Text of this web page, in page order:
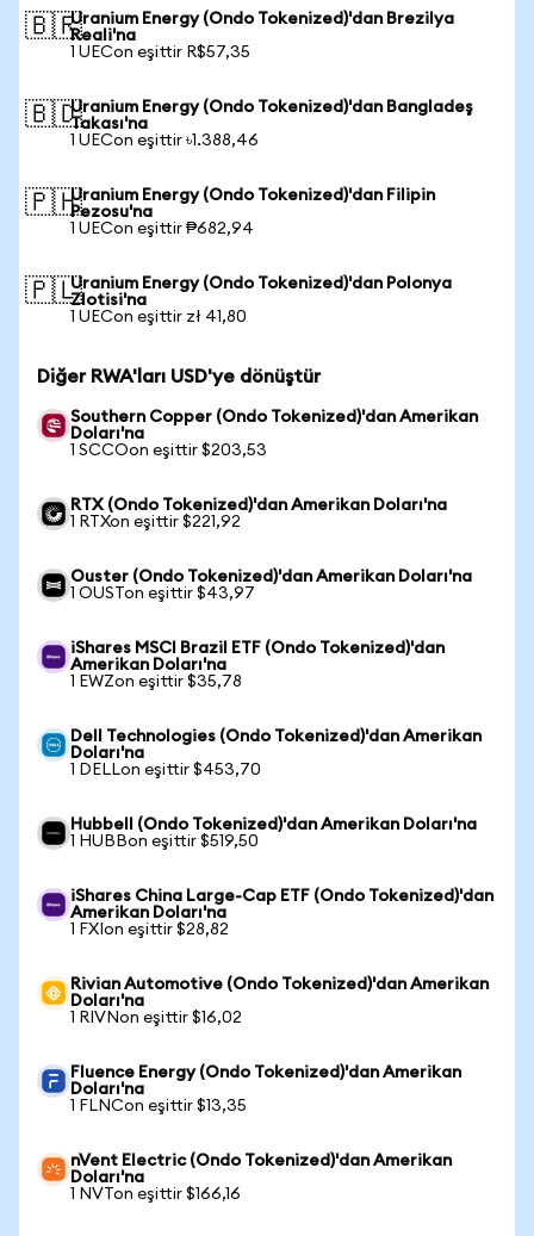
🇧🇷Uranium Energy (Ondo Tokenized)'dan Brezilya
Reali'na
1 UECon eşittir R$57,35
🇧🇩Uranium Energy (Ondo Tokenized)'dan Bangladeş
Takası'na
1 UECon eşittir ৳1.388,46
🇵🇭Uranium Energy (Ondo Tokenized)'dan Filipin
Pezosu'na
1 UECon eşittir ₱682,94
🇵🇱Uranium Energy (Ondo Tokenized)'dan Polonya
Zlotisi'na
1 UECon eşittir zł 41,80
Diğer RWA'ları USD'ye dönüştür
Southern Copper (Ondo Tokenized)'dan Amerikan
Doları'na
1 SCCOon eşittir $203,53
RTX (Ondo Tokenized)'dan Amerikan Doları'na
1 RTXon eşittir $221,92
Ouster (Ondo Tokenized)'dan Amerikan Doları'na
1 OUSTon eşittir $43,97
iShares MSCI Brazil ETF (Ondo Tokenized)'dan
Amerikan Doları'na
1 EWZon eşittir $35,78
Dell Technologies (Ondo Tokenized)'dan Amerikan
Doları'na
1 DELLon eşittir $453,70
Hubbell (Ondo Tokenized)'dan Amerikan Doları'na
1 HUBBon eşittir $519,50
iShares China Large-Cap ETF (Ondo Tokenized)'dan
Amerikan Doları'na
1 FXIon eşittir $28,82
Rivian Automotive (Ondo Tokenized)'dan Amerikan
Doları'na
1 RIVNon eşittir $16,02
Fluence Energy (Ondo Tokenized)'dan Amerikan
Doları'na
1 FLNCon eşittir $13,35
nVent Electric (Ondo Tokenized)'dan Amerikan
Doları'na
1 NVTon eşittir $166,16